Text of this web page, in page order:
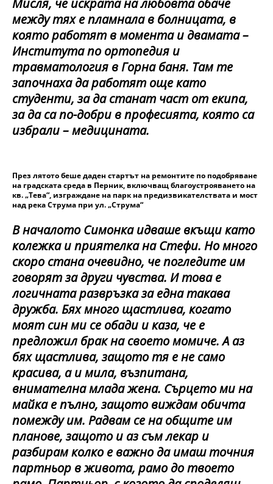
Мисля, че искрата на любовта обаче
между тях е пламнала в болницата, в
която работят в момента и двамата –
Института по ортопедия и
травматология в Горна баня. Там те
започнаха да работят още като
студенти, за да станат част от екипа,
за да са по-добри в професията, която са
избрали – медицината.
През лятото беше даден стартът на ремонтите по подобряване
на градската среда в Перник, включващ благоустрояването на
кв. „Тева“, изграждане на парк на предизвикателствата и мост
над река Струма при ул. „Струма“
В началото Симонка идваше вкъщи като
колежка и приятелка на Стефи. Но много
скоро стана очевидно, че погледите им
говорят за други чувства. И това е
логичната развръзка за една такава
дружба. Бях много щастлива, когато
моят син ми се обади и каза, че е
предложил брак на своето момиче. А аз
бях щастлива, защото тя е не само
красива, а и мила, възпитана,
внимателна млада жена. Сърцето ми на
майка е пълно, защото виждам обичта
помежду им. Радвам се на общите им
планове, защото и аз съм лекар и
разбирам колко е важно да имаш точния
партньор в живота, рамо до твоето